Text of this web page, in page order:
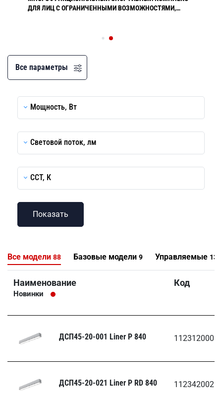
ДЛЯ ЛИЦ С ОГРАНИЧЕННЫМИ ВОЗМОЖНОСТЯМИ,
Все параметры
Мощность, Вт
Световой поток, лм
CCT, К
Все модели 88 Базовые модели 9 Управляемые 13
Наименование
Новинки
Код
ДСП45-20-001 Liner Р 840 1123120001
ДСП45-20-021 Liner Р RD 840 1123420021